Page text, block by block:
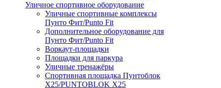
Уличное спортивное оборудование
Уличные спортивные комплексы
Пунто Фит/Punto Fit
Дополнительное оборудование для
Пунто Фит/Punto Fit
Воркаут-площадки
Площадки для паркура
Уличные тренажёры
Спортивная площадка Пунтоблок
Х25/PUNTOBLOK X25